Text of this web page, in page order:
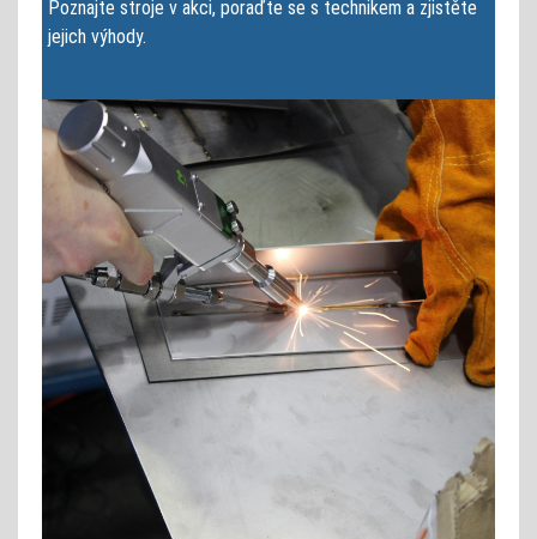
Poznajte stroje v akci, poraďte se s technikem a zjistěte
jejich výhody.